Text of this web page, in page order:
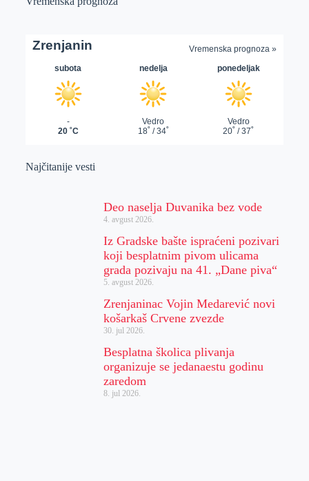
Najčitanije vesti
Deo naselja Duvanika bez vode
4. avgust 2026.
Iz Gradske bašte ispraćeni pozivari
koji besplatnim pivom ulicama
grada pozivaju na 41. „Dane piva“
5. avgust 2026.
Zrenjaninac Vojin Medarević novi
košarkaš Crvene zvezde
30. jul 2026.
Besplatna školica plivanja
organizuje se jedanaestu godinu
zaredom
8. jul 2026.